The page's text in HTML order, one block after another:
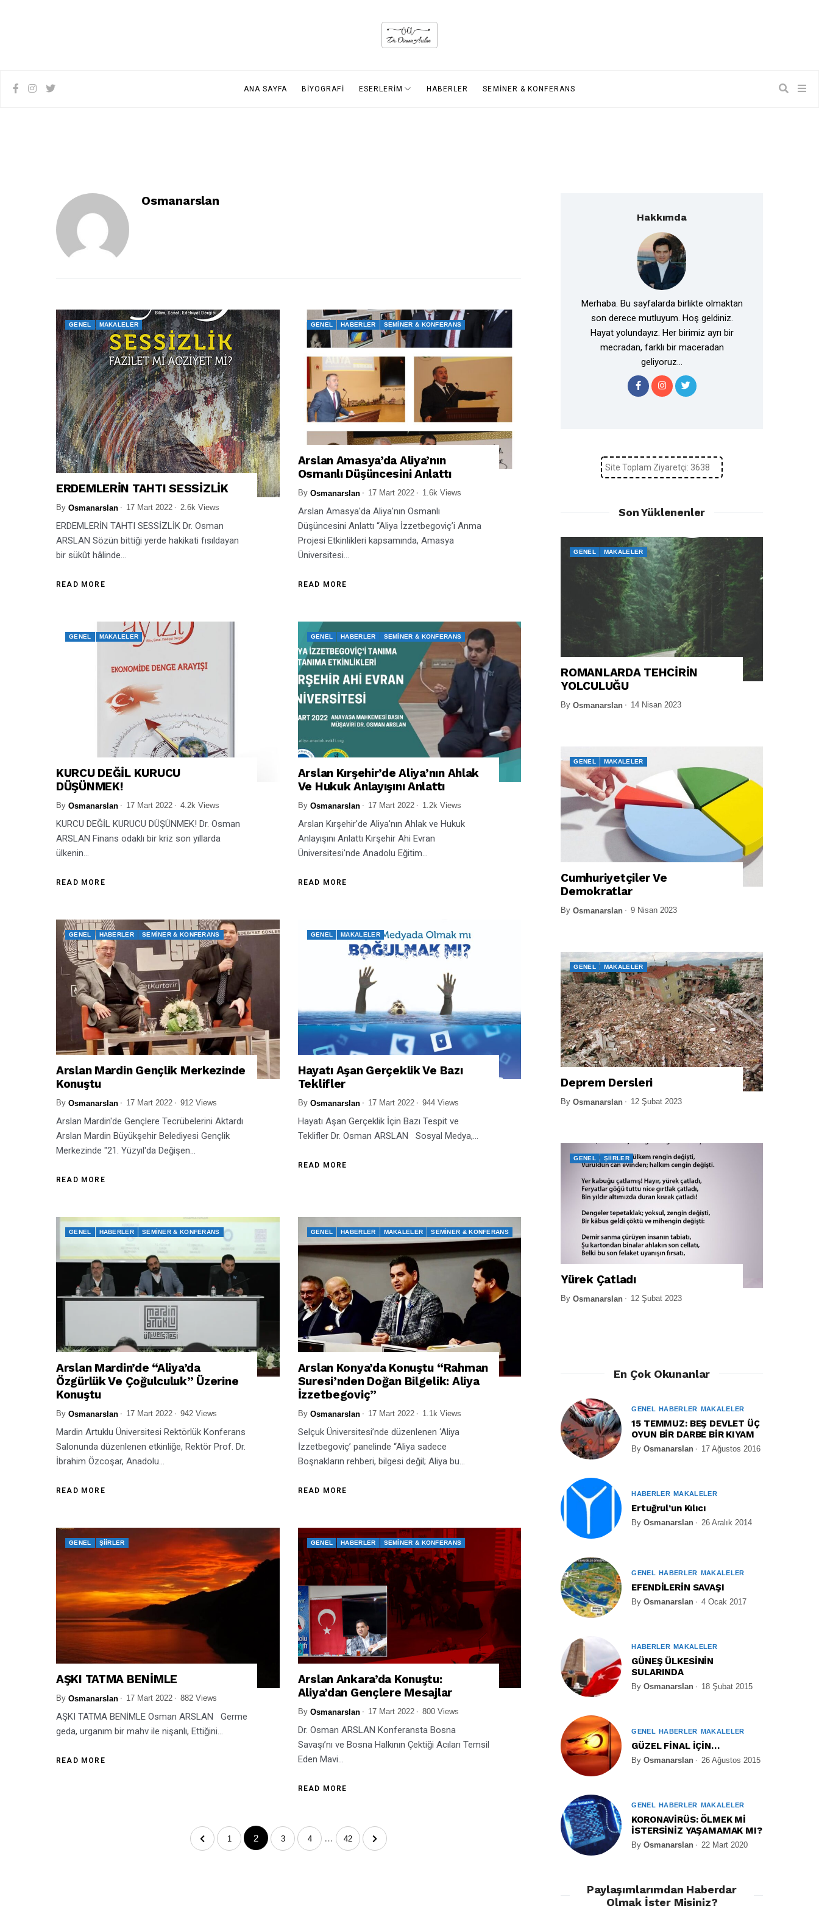
ANA SAYFA BİYOGRAFİ ESERLERİM HABERLER SEMİNER & KONFERANS
Osmanarslan
GENEL MAKALELER
ERDEMLERİN TAHTI SESSİZLİK
By Osmanarslan 17 Mart 2022 2.6k Views
ERDEMLERİN TAHTI SESSİZLİK Dr. Osman
ARSLAN Sözün bittiği yerde hakikati fısıldayan
bir sükût hâlinde...
READ MORE
GENEL HABERLER SEMINER & KONFERANS
Arslan Amasya’da Aliya’nın
Osmanlı Düşüncesini Anlattı
By Osmanarslan 17 Mart 2022 1.6k Views
Arslan Amasya'da Aliya'nın Osmanlı
Düşüncesini Anlattı “Aliya İzzetbegoviç’i Anma
Projesi Etkinlikleri kapsamında, Amasya
Üniversitesi...
READ MORE
GENEL MAKALELER
KURCU DEĞİL KURUCU
DÜŞÜNMEK!
By Osmanarslan 17 Mart 2022 4.2k Views
KURCU DEĞİL KURUCU DÜŞÜNMEK! Dr. Osman
ARSLAN Finans odaklı bir kriz son yıllarda
ülkenin...
READ MORE
GENEL HABERLER SEMINER & KONFERANS
Arslan Kırşehir’de Aliya’nın Ahlak
Ve Hukuk Anlayışını Anlattı
By Osmanarslan 17 Mart 2022 1.2k Views
Arslan Kırşehir'de Aliya'nın Ahlak ve Hukuk
Anlayışını Anlattı Kırşehir Ahi Evran
Üniversitesi'nde Anadolu Eğitim...
READ MORE
GENEL HABERLER SEMINER & KONFERANS
Arslan Mardin Gençlik Merkezinde
Konuştu
By Osmanarslan 17 Mart 2022 912 Views
Arslan Mardin'de Gençlere Tecrübelerini Aktardı
Arslan Mardin Büyükşehir Belediyesi Gençlik
Merkezinde "21. Yüzyıl'da Değişen...
READ MORE
GENEL MAKALELER
Hayatı Aşan Gerçeklik Ve Bazı
Teklifler
By Osmanarslan 17 Mart 2022 944 Views
Hayatı Aşan Gerçeklik İçin Bazı Tespit ve
Teklifler Dr. Osman ARSLAN Sosyal Medya,...
READ MORE
GENEL HABERLER SEMINER & KONFERANS
Arslan Mardin’de “Aliya’da
Özgürlük Ve Çoğulculuk” Üzerine
Konuştu
By Osmanarslan 17 Mart 2022 942 Views
Mardin Artuklu Üniversitesi Rektörlük Konferans
Salonunda düzenlenen etkinliğe, Rektör Prof. Dr.
İbrahim Özcoşar, Anadolu...
READ MORE
GENEL HABERLER MAKALELER SEMINER & KONFERANS
Arslan Konya’da Konuştu “Rahman
Suresi’nden Doğan Bilgelik: Aliya
İzzetbegoviç”
By Osmanarslan 17 Mart 2022 1.1k Views
Selçuk Üniversitesi’nde düzenlenen ‘Aliya
İzzetbegoviç’ panelinde “Aliya sadece
Boşnakların rehberi, bilgesi değil; Aliya bu...
READ MORE
GENEL ŞIIRLER
AŞKI TATMA BENİMLE
By Osmanarslan 17 Mart 2022 882 Views
AŞKI TATMA BENİMLE Osman ARSLAN Germe
geda, urganım bir mahv ile nişanlı, Ettiğini...
READ MORE
GENEL HABERLER SEMINER & KONFERANS
Arslan Ankara’da Konuştu:
Aliya’dan Gençlere Mesajlar
By Osmanarslan 17 Mart 2022 800 Views
Dr. Osman ARSLAN Konferansta Bosna
Savaşı’nı ve Bosna Halkının Çektiği Acıları Temsil
Eden Mavi...
READ MORE
1 2 3 4 … 42
Hakkımda
Merhaba. Bu sayfalarda birlikte olmaktan
son derece mutluyum. Hoş geldiniz.
Hayat yolundayız. Her birimiz ayrı bir
mecradan, farklı bir maceradan
geliyoruz...
Site Toplam Ziyaretçi: 3638
Son Yüklenenler
GENEL MAKALELER
ROMANLARDA TEHCİRİN
YOLCULUĞU
ByOsmanarslan 14 Nisan 2023
GENEL MAKALELER
Cumhuriyetçiler Ve
Demokratlar
ByOsmanarslan 9 Nisan 2023
GENEL MAKALELER
Deprem Dersleri
ByOsmanarslan 12 Şubat 2023
GENEL ŞIIRLER
Yürek Çatladı
ByOsmanarslan 12 Şubat 2023
En Çok Okunanlar
GENEL HABERLER MAKALELER
15 TEMMUZ: BEŞ DEVLET ÜÇ
OYUN BİR DARBE BİR KIYAM
ByOsmanarslan 17 Ağustos 2016
HABERLER MAKALELER
Ertuğrul’un Kılıcı
ByOsmanarslan 26 Aralık 2014
GENEL HABERLER MAKALELER
EFENDİLERİN SAVAŞI
ByOsmanarslan 4 Ocak 2017
HABERLER MAKALELER
GÜNEŞ ÜLKESİNİN
SULARINDA
ByOsmanarslan 18 Şubat 2015
GENEL HABERLER MAKALELER
GÜZEL FİNAL İÇİN…
ByOsmanarslan 26 Ağustos 2015
GENEL HABERLER MAKALELER
KORONAVİRÜS: ÖLMEK Mİ
İSTERSİNİZ YAŞAMAMAK MI?
ByOsmanarslan 22 Mart 2020
Paylaşımlarımdan Haberdar
Olmak İster Misiniz?